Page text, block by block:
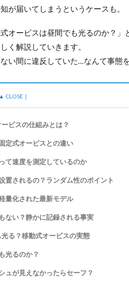
が届いてしまうというケースも。
オービスは昼間でも光るのか？
く解説していきます。
い間に違反していた…なんて事態
ビスの仕組みとは？
定式オービスとの違い
て速度を測定しているのか
置されるの？ランダム性のポイント
量化された最新モデル
ない？静かに記録される事実
る？移動式オービスの実態
光るのか？
ュが見えなかったらセーフ？